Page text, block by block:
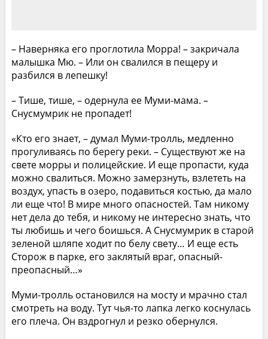
– Наверняка его проглотила Морра! – закричала
малышка Мю. – Или он свалился в пещеру и
разбился в лепешку!
– Тише, тише, – одернула ее Муми-мама. –
Снусмумрик не пропадет!
«Кто его знает, – думал Муми-тролль, медленно
прогуливаясь по берегу реки. – Существуют же на
свете морры и полицейские. И еще пропасти, куда
можно свалиться. Можно замерзнуть, взлететь на
воздух, упасть в озеро, подавиться костью, да мало
ли еще что! В мире много опасностей. Там никому
нет дела до тебя, и никому не интересно знать, что
ты любишь и чего боишься. А Снусмумрик в старой
зеленой шляпе ходит по белу свету… И еще есть
Сторож в парке, его заклятый враг, опасный-
преопасный…»
Муми-тролль остановился на мосту и мрачно стал
смотреть на воду. Тут чья-то лапка легко коснулась
его плеча. Он вздрогнул и резко обернулся.